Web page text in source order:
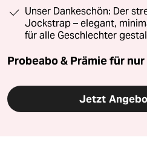
Unser Dankeschön: Der
Jockstrap – elegant,
für alle Geschlechter
Probeabo & Prämie für
Jetzt